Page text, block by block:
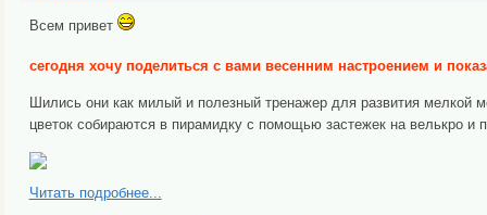
Всем привет
сегодня хочу поделиться с вами весенним настроением и
Шились они как милый и полезный тренажер для развития мелкой
цветок собираются в пирамидку с помощью застежек на велькро и
Читать подробнее...